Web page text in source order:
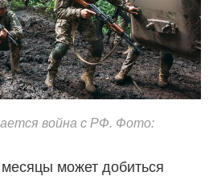
война с РФ. Фото:
может добиться